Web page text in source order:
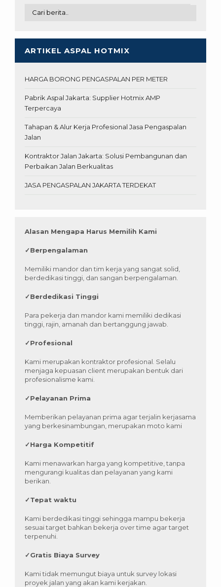
ARTIKEL ASPAL HOTMIX
HARGA BORONG PENGASPALAN PER METER
Pabrik Aspal Jakarta: Supplier Hotmix AMP
Terpercaya
Tahapan & Alur Kerja Profesional Jasa Pengaspalan
Jalan
Kontraktor Jalan Jakarta: Solusi Pembangunan dan
Perbaikan Jalan Berkualitas
JASA PENGASPALAN JAKARTA TERDEKAT
Alasan Mengapa Harus Memilih Kami
✓Berpengalaman
Memiliki mandor dan tim kerja yang sangat solid,
berdedikasi tinggi, dan sangan berpengalaman.
✓Berdedikasi Tinggi
Para pekerja dan mandor kami memiliki dedikasi
tinggi, rajin, amanah dan bertanggung jawab.
✓Profesional
Kami merupakan kontraktor profesional. Selalu
menjaga kepuasan client merupakan bentuk dari
profesionalisme kami.
✓Pelayanan Prima
Memberikan pelayanan prima agar terjalin kerjasama
yang berkesinambungan, merupakan moto kami
✓Harga Kompetitif
Kami menawarkan harga yang kompetitive, tanpa
mengurangi kualitas dan pelayanan yang kami
berikan.
✓Tepat waktu
Kami berdedikasi tinggi sehingga mampu bekerja
sesuai target bahkan bekerja over time agar target
terpenuhi.
✓Gratis Biaya Survey
Kami tidak memungut biaya untuk survey lokasi
proyek jalan yang akan kami kerjakan.